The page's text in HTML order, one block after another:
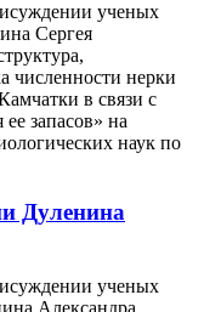
ученых
Сергея
численности нерки
в связи с
запасов» на
наук по
Дуленина
ученых
Александра